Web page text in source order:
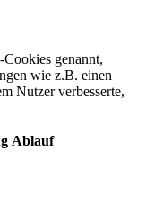
genannt,
wie z.B. einen
Nutzer verbesserte,
Ablauf